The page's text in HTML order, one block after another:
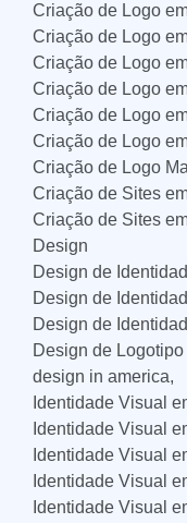
Criação de Logo
Criação de Logo
Criação de Logo
Criação de Logo
Criação de Logo
Criação de Logo
Criação de Logo
Criação de Sites
Criação de Sites
Design
Design de
Design de
Design de
Design de
design in america,
Identidade Visual
Identidade Visual
Identidade Visual
Identidade Visual
Identidade Visual